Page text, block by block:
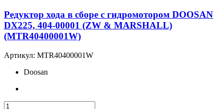
Редуктор хода в сборе с гидромотором DOOSAN
DX225, 404-00001 (ZW & MARSHALL)
(MTR40400001W)
Артикул: MTR40400001W
Doosan